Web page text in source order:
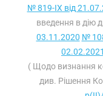
№ 819-IX від
введення в дію
03.11.2020 №
02.02.2021
( Щодо визнання
див. Рішення